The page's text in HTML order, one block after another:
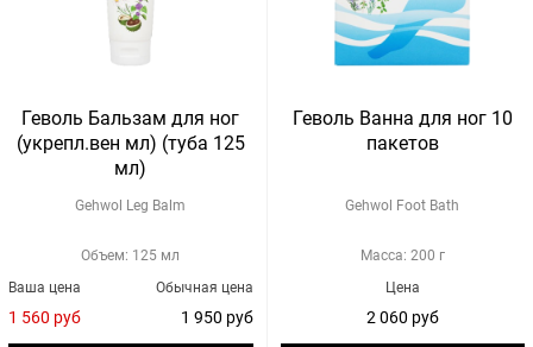
Геволь Бальзам для ног
(укрепл.вен мл) (туба 125
мл)
Gehwol Leg Balm
Объем: 125 мл
Обычная цена
1 950 руб
Ваша цена
1 560 руб
Геволь Ванна для ног 10
пакетов
Gehwol Foot Bath
Масса: 200 г
Цена
2 060 руб